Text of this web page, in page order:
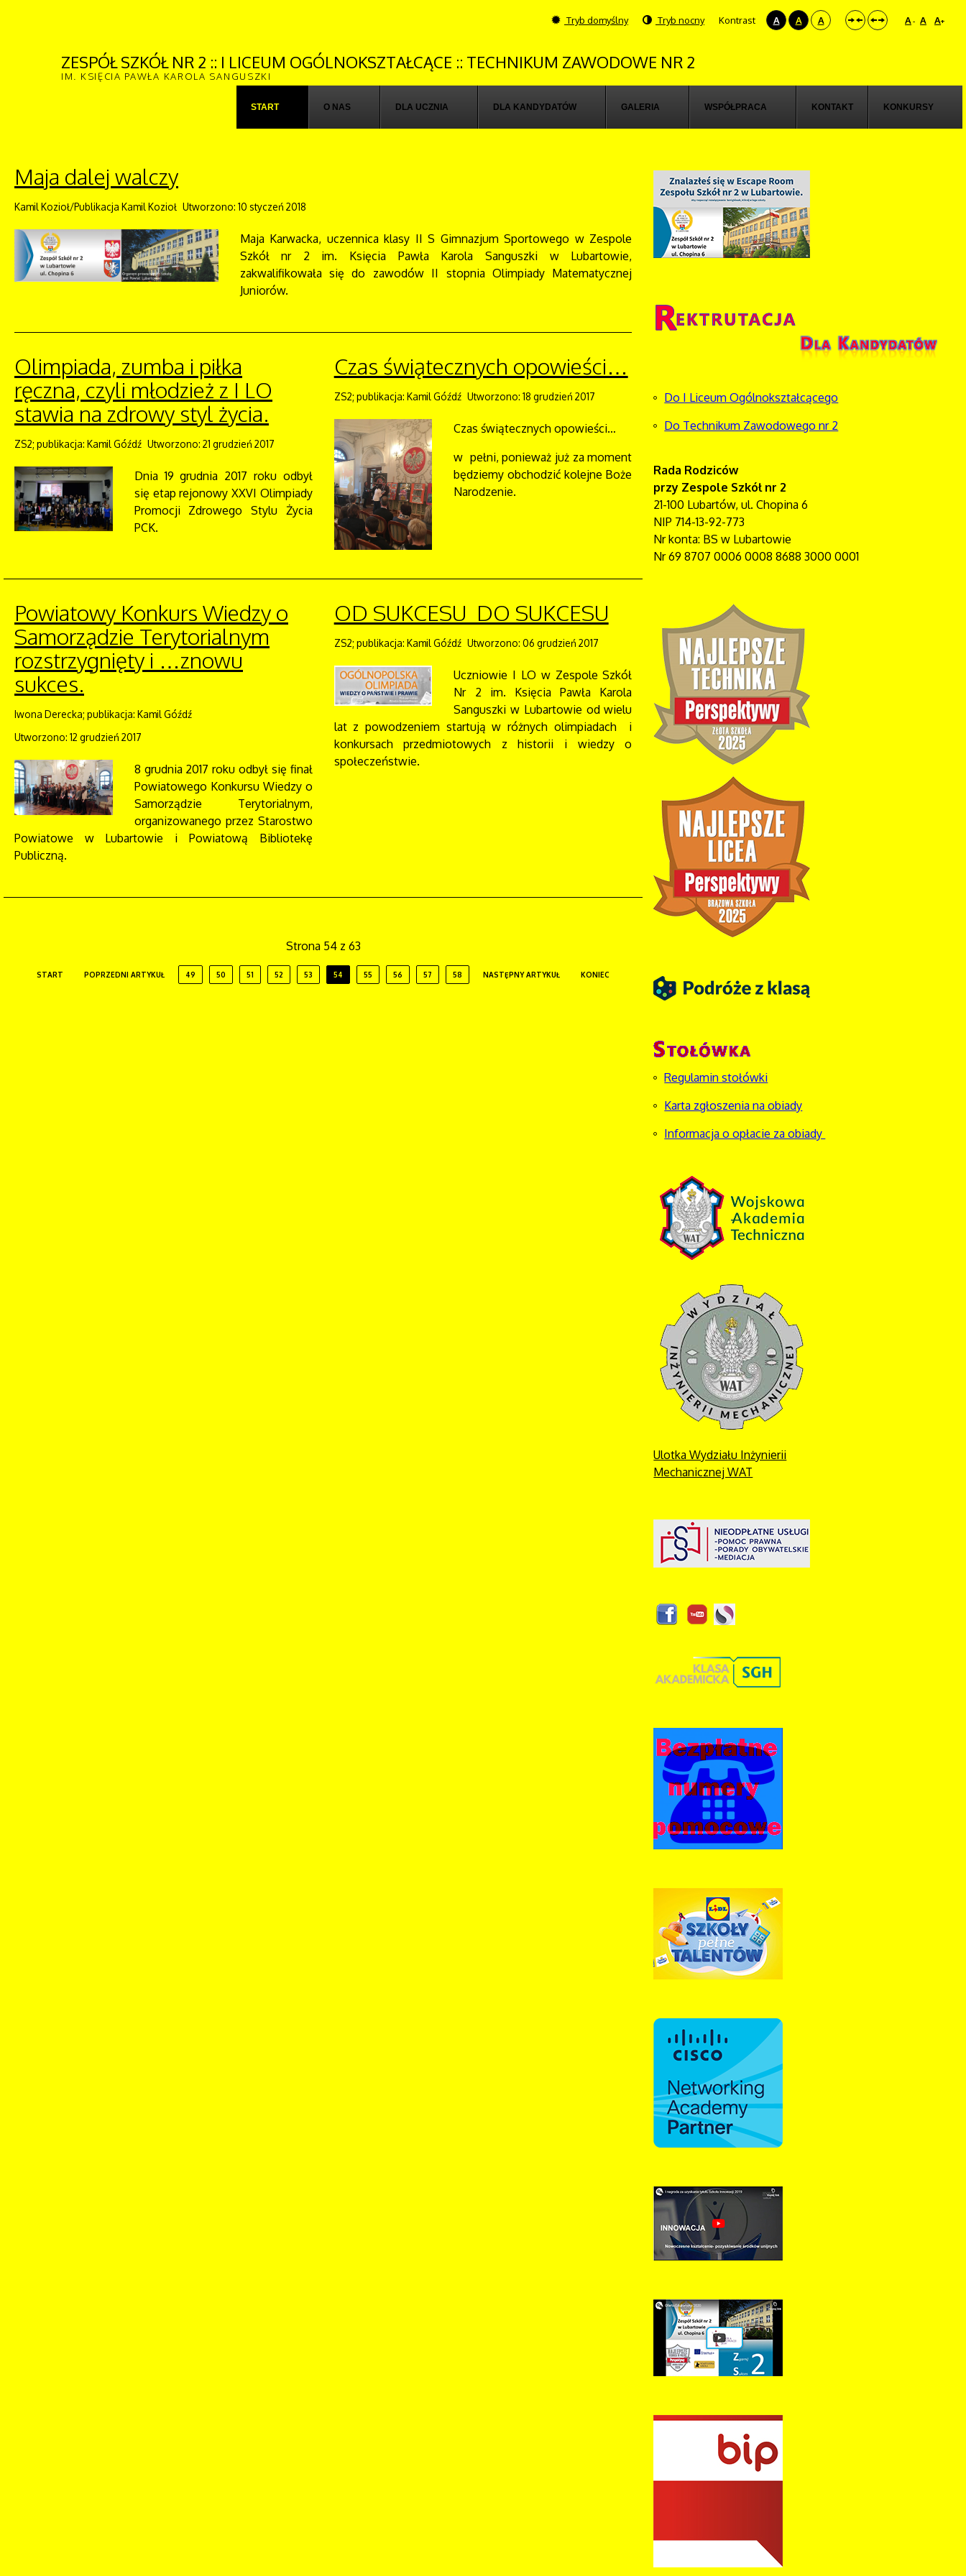
Tryb domyślny Tryb nocny Kontrast A A A A- A A+
ZESPÓŁ SZKÓŁ NR 2 :: I LICEUM OGÓLNOKSZTAŁCĄCE :: TECHNIKUM ZAWODOWE NR 2
IM. KSIĘCIA PAWŁA KAROLA SANGUSZKI
START O NAS DLA UCZNIA DLA KANDYDATÓW GALERIA WSPÓŁPRACA KONTAKT KONKURSY
Maja dalej walczy
Kamil Kozioł/Publikacja Kamil Kozioł Utworzono: 10 styczeń 2018
Maja Karwacka, uczennica klasy II S Gimnazjum Sportowego w Zespole
Szkół nr 2 im. Księcia Pawła Karola Sanguszki w Lubartowie,
zakwalifikowała się do zawodów II stopnia Olimpiady Matematycznej
Juniorów.
Olimpiada, zumba i piłka
ręczna, czyli młodzież z I LO
stawia na zdrowy styl życia.
ZS2; publikacja: Kamil Góźdź Utworzono: 21 grudzień 2017
Dnia 19 grudnia 2017 roku odbył
się etap rejonowy XXVI Olimpiady
Promocji Zdrowego Stylu Życia
PCK.
Czas świątecznych opowieści…
ZS2; publikacja: Kamil Góźdź Utworzono: 18 grudzień 2017
Czas świątecznych opowieści…
w pełni, ponieważ już za moment
będziemy obchodzić kolejne Boże
Narodzenie.
Powiatowy Konkurs Wiedzy o
Samorządzie Terytorialnym
rozstrzygnięty i …znowu
sukces.
Iwona Derecka; publikacja: Kamil Góźdź
Utworzono: 12 grudzień 2017
8 grudnia 2017 roku odbył się finał
Powiatowego Konkursu Wiedzy o
Samorządzie Terytorialnym,
organizowanego przez Starostwo
Powiatowe w Lubartowie i Powiatową Bibliotekę
Publiczną.
OD SUKCESU DO SUKCESU
ZS2; publikacja: Kamil Góźdź Utworzono: 06 grudzień 2017
Uczniowie I LO w Zespole Szkół
Nr 2 im. Księcia Pawła Karola
Sanguszki w Lubartowie od wielu
lat z powodzeniem startują w różnych olimpiadach i
konkursach przedmiotowych z historii i wiedzy o
społeczeństwie.
Strona 54 z 63
START POPRZEDNI ARTYKUŁ 49 50 51 52 53 54 55 56 57 58 NASTĘPNY ARTYKUŁ KONIEC
Do I Liceum Ogólnokształcącego
Do Technikum Zawodowego nr 2
Rada Rodziców
przy Zespole Szkół nr 2
21-100 Lubartów, ul. Chopina 6
NIP 714-13-92-773
Nr konta: BS w Lubartowie
Nr 69 8707 0006 0008 8688 3000 0001
Regulamin stołówki
Karta zgłoszenia na obiady
Informacja o opłacie za obiady
Ulotka Wydziału Inżynierii
Mechanicznej WAT